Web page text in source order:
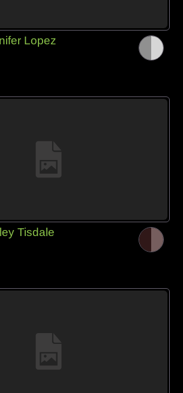
Lopez
Tisdale